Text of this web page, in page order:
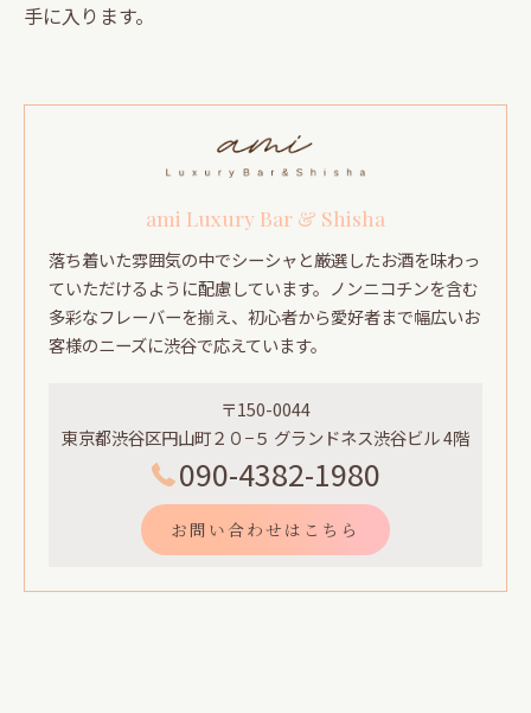
手に入ります。
ami Luxury Bar & Shisha
落ち着いた雰囲気の中でシーシャと厳選したお酒を味わっ
ていただけるように配慮しています。ノンニコチンを含む
多彩なフレーバーを揃え、初心者から愛好者まで幅広いお
客様のニーズに渋谷で応えています。
〒150-0044
東京都渋谷区円山町２０−５ グランドネス渋谷ビル 4階
090-4382-1980
お問い合わせはこちら